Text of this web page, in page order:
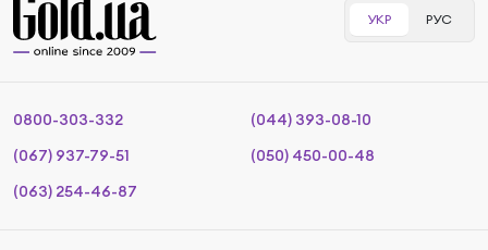
УКР РУС
0800-303-332
(044) 393-08-10
(067) 937-79-51
(050) 450-00-48
(063) 254-46-87